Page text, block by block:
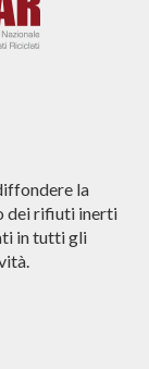
la
dei rifiuti inerti
in tutti gli